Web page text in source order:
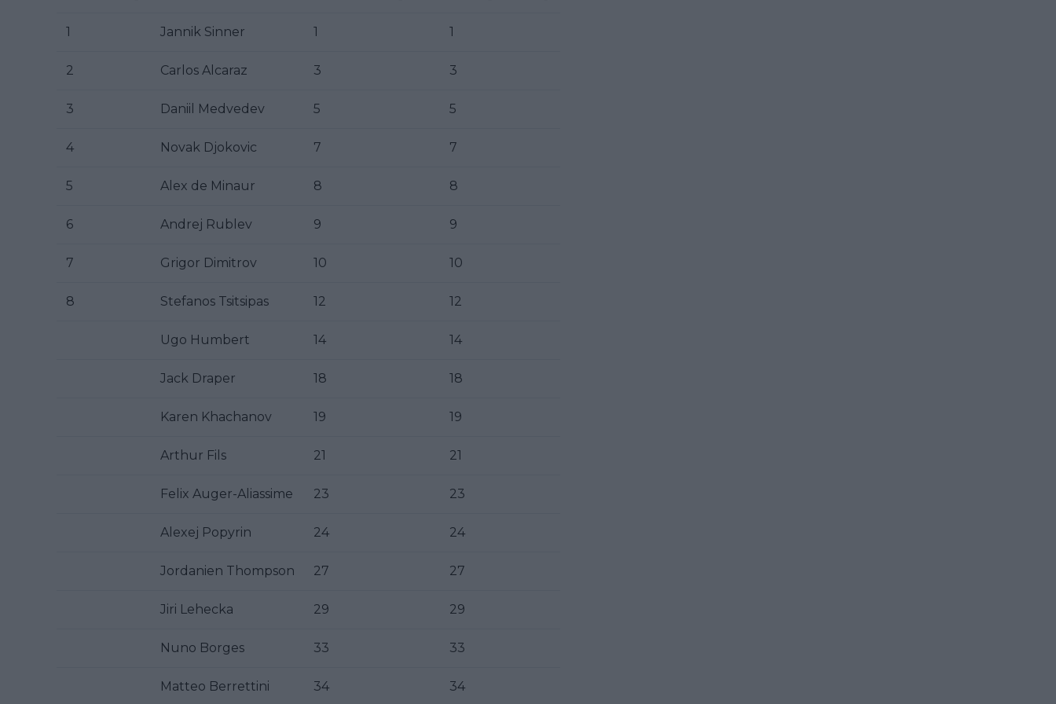
1 Jannik Sinner 1 1
2 Carlos Alcaraz 3 3
3 Daniil Medvedev 5 5
4 Novak Djokovic 7 7
5 Alex de Minaur 8 8
6 Andrej Rublev 9 9
7 Grigor Dimitrov 10 10
8 Stefanos Tsitsipas 12 12
Ugo Humbert 14 14
Jack Draper 18 18
Karen Khachanov 19 19
Arthur Fils 21 21
Felix Auger-Aliassime 23 23
Alexej Popyrin 24 24
Jordanien Thompson 27 27
Jiri Lehecka 29 29
Nuno Borges 33 33
Matteo Berrettini 34 34